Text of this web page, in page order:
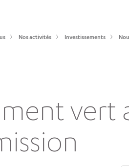
Nos activités Investissements
vert